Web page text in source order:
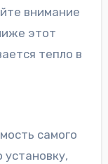
внимание
этот
тепло в
самого
установку,